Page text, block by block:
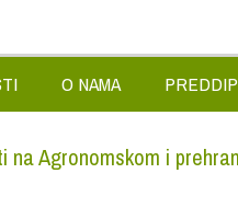
O NAMA
na Agronomskom i